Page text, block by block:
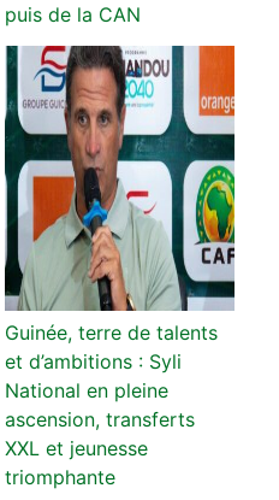
puis de la CAN
Guinée, terre de talents
et d’ambitions : Syli
National en pleine
ascension, transferts
XXL et jeunesse
triomphante